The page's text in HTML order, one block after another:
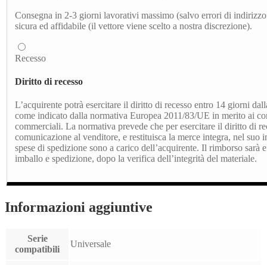
Consegna in 2-3 giorni lavorativi massimo (salvo errori di indirizzo
sicura ed affidabile (il vettore viene scelto a nostra discrezione).
Recesso
Diritto di recesso
L’acquirente potrà esercitare il diritto di recesso entro 14 giorni
come indicato dalla normativa Europea 2011/83/UE in merito ai
commerciali. La normativa prevede che per esercitare il diritto di
comunicazione al venditore, e restituisca la merce integra, nel suo
spese di spedizione sono a carico dell’acquirente. Il rimborso sarà
imballo e spedizione, dopo la verifica dell’integrità del materiale.
Informazioni aggiuntive
Serie
compatibili
Universale